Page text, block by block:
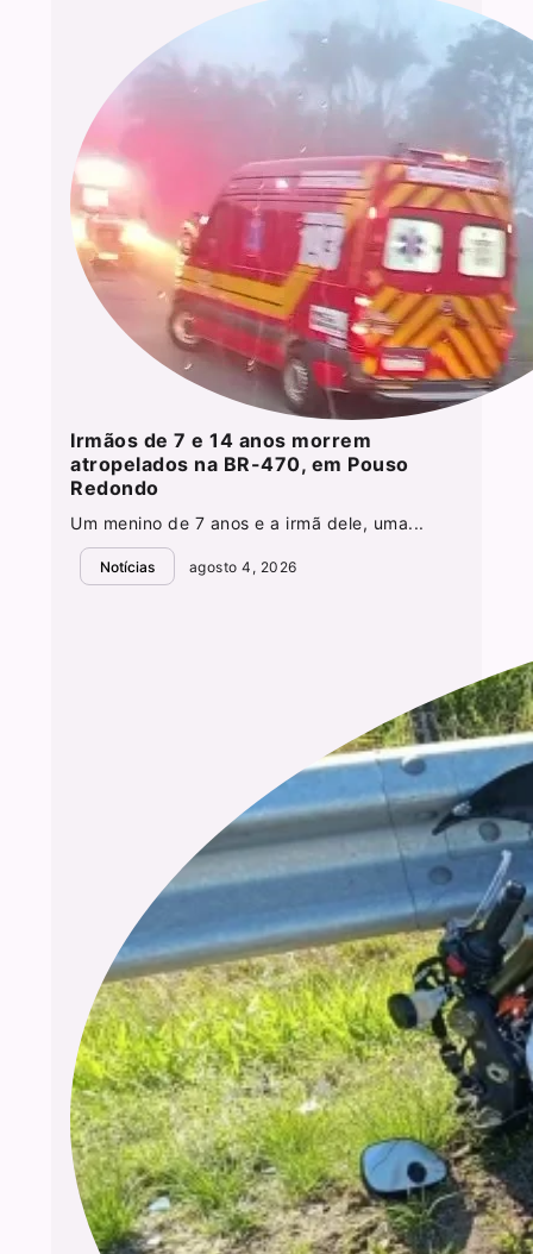
Irmãos de 7 e 14 anos morrem
atropelados na BR-470, em Pouso
Redondo
Um menino de 7 anos e a irmã dele, uma...
Notícias agosto 4, 2026